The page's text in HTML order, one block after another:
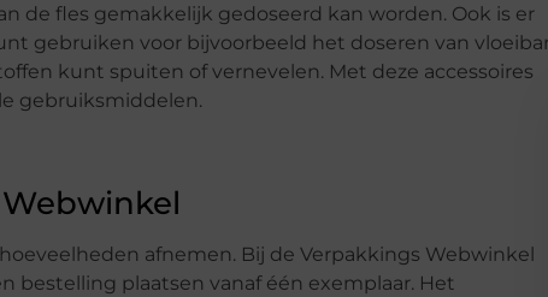
de fles gemakkelijk gedoseerd kan worden. Ook is er
gebruiken voor bijvoorbeeld het doseren van
kunt spuiten of vernevelen. Met deze accessoires
gebruiksmiddelen.
afnemen. Bij de Verpakkings Webwinkel
bestelling plaatsen vanaf één exemplaar. Het